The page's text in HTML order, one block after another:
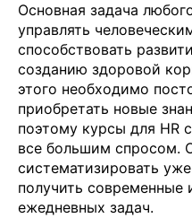
Основная задача
управлять
способствовать
созданию здоровой
этого необходимо
приобретать новые
поэтому курсы для HR
все большим спросом.
систематизировать
получить современные
ежедневных задач.